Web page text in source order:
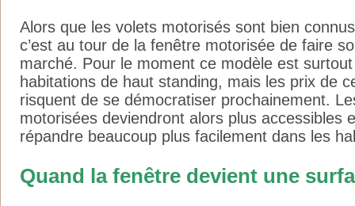
Alors que les volets motorisés sont bien
c’est au tour de la fenêtre motorisée de faire
marché. Pour le moment ce modèle est
habitations de haut standing, mais les prix de
risquent de se démocratiser prochainement.
motorisées deviendront alors plus accessibles
répandre beaucoup plus facilement dans les
Quand la fenêtre devient une